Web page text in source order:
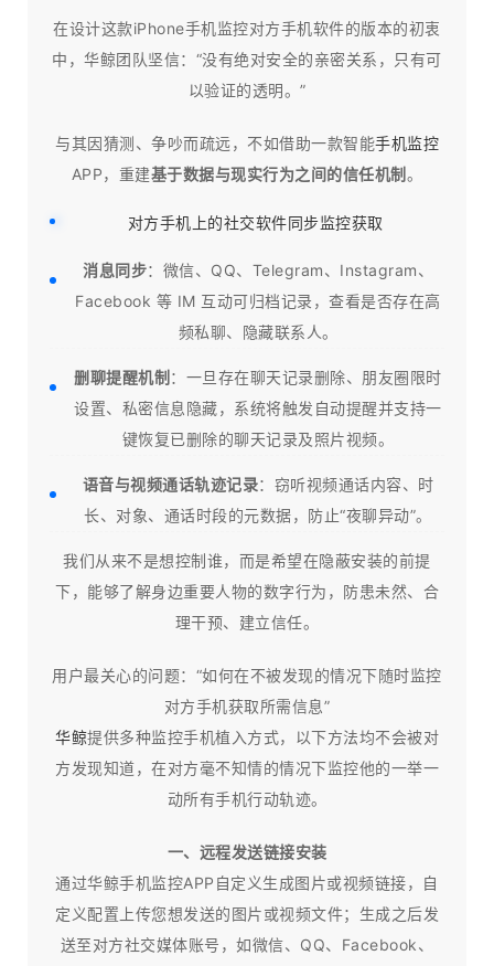
在设计这款iPhone手机监控对方手机软件的版本的初衷
中，华鲸团队坚信：“没有绝对安全的亲密关系，只有可
以验证的透明。”
与其因猜测、争吵而疏远，不如借助一款智能手机监控
APP，重建基于数据与现实行为之间的信任机制 。
对方手机上的社交软件同步监控获取
消息同步：微信、QQ、Telegram、Instagram、
Facebook 等 IM 互动可归档记录，查看是否存在高
频私聊、隐藏联系人。
删聊提醒机制 ：一旦存在聊天记录删除、朋友圈限时
设置、私密信息隐藏，系统将触发自动提醒并支持一
键恢复已删除的聊天记录及照片视频。
语音与视频通话轨迹记录：窃听视频通话内容、时
长、对象、通话时段的元数据，防止“夜聊异动”。
我们从来不是想控制谁，而是希望在隐蔽安装的前提
下，能够了解身边重要人物的数字行为，防患未然、合
理干预、建立信任。​
用户最关心的问题：“如何在不被发现的情况下随时监控
对方手机获取所需信息”
华鲸提供多种监控手机植入方式，以下方法均不会被对
方发现知道，在对方毫不知情的情况下监控他的一举一
动所有手机行动轨迹。
一、远程发送链接安装
通过华鲸手机监控APP自定义生成图片或视频链接，自
定义配置上传您想发送的图片或视频文件；生成之后发
送至对方社交媒体账号，如微信、QQ、Facebook、